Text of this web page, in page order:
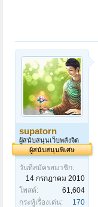
supatorn
ผู้สนับสนุนเว็บพลังจิต
ผู้สนับสนุนพิเศษ
วันที่สมัครสมาชิก:
14 กรกฎาคม 2010
โพสต์:
61,604
กระทู้เรื่องเด่น:
170